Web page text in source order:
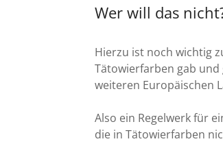
Wer will das
Hierzu ist noch wichtig
Tätowierfarben gab
weiteren Europäischen
Also ein Regelwerk für
die in Tätowierfarben